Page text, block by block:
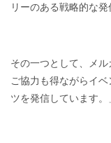
リーのある戦略的な発
その一つとして、メ
ご協力も得ながらイ
ツを発信しています。